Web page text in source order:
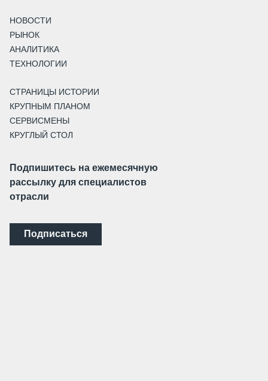
НОВОСТИ
РЫНОК
АНАЛИТИКА
ТЕХНОЛОГИИ
СТРАНИЦЫ ИСТОРИИ
КРУПНЫМ ПЛАНОМ
СЕРВИСМЕНЫ
КРУГЛЫЙ СТОЛ
Подпишитесь на ежемесячную
рассылку для специалистов
отрасли
Подписаться